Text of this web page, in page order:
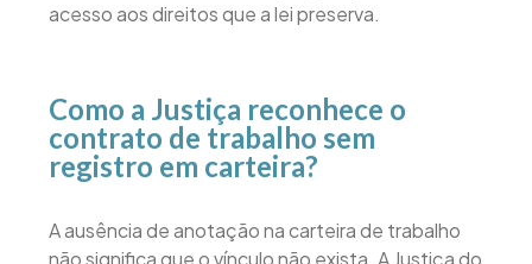
acesso aos direitos que a lei preserva.
Como a Justiça reconhece o
contrato de trabalho sem
registro em carteira?
A ausência de anotação na carteira de trabalho
não significa que o vínculo não exista. A Justiça do